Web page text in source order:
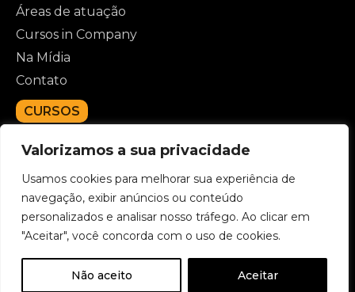
Valorizamos a sua privacidade
Usamos cookies para melhorar sua experiência de
navegação, exibir anúncios ou conteúdo
personalizados e analisar nosso tráfego. Ao clicar em
"Aceitar", você concorda com o uso de cookies.
Não aceito Aceitar
Áreas de atuação
Cursos in Company
Na Mídia
Contato
CURSOS